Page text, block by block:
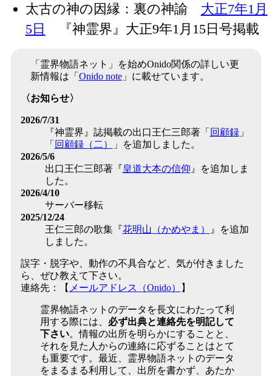
太古の神の因縁：裏の神諭 大正7年1月
5日
『神霊界』大正9年1月15日号掲載
「霊界物語ネット」を始めOnido関係の詳しい更
新情報は「 Onido note」に載せています。
〈お知らせ〉
2026/7/31
『神霊界』誌掲載の出口王仁三郎著「 回顧録」
「 回顧録（二）
」を追加しました。
2026/5/6
出口王仁三郎著『皇道大本の信仰 』を追加しま
した。
2026/4/10
サーバー移転
2025/12/24
王仁三郎の歌集『花明山（かめやま）
』を追加
しました。
誤字・脱字や、動作の不具合など、気が付きました
ら、ぜひ教えて下さい。
連絡先：【 メールアドレス（Onido） 】
霊界物語ネットのデータを長文にわたって利
用する際には、 必ず出典と連絡先を明記して
下さい。情報の出所を明らかにすることと、
それを見た人からの連絡に応ずることはとて
も重要です。最近、霊界物語ネットのデータ
をまるまる利用して、出所を書かず、あたか